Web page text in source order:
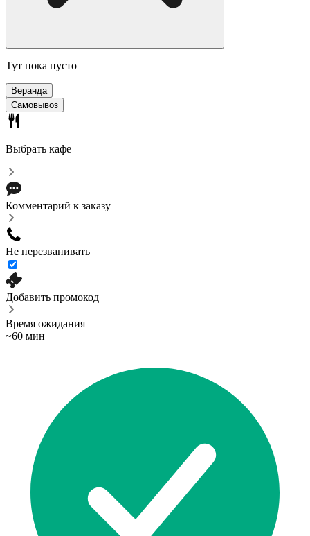
Тут пока пусто
Веранда
Самовывоз
Выбрать кафе
Комментарий к заказу
Не перезванивать
Добавить промокод
Время ожидания
~60 мин